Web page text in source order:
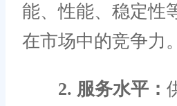
能、性能、稳定性
在市场中的竞争力。
2. 服务水平：